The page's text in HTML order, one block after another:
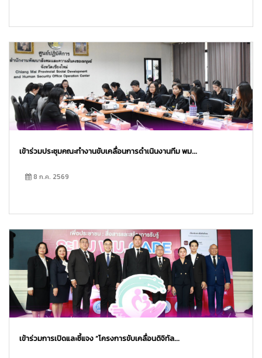
เข้าร่วมประชุมคณะทำงานขับเคลื่อนการดำเนินงานทีม พม...
8 ก.ค. 2569
เข้าร่วมการเปิดและชี้แจง “โครงการขับเคลื่อนดิจิทัล...